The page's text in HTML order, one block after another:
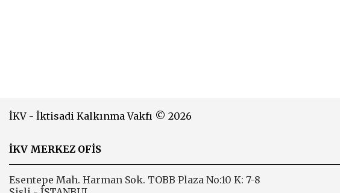
İKV - İktisadi Kalkınma Vakfı © 2026
İKV MERKEZ OFİS
Esentepe Mah. Harman Sok. TOBB Plaza No:10 K: 7-8